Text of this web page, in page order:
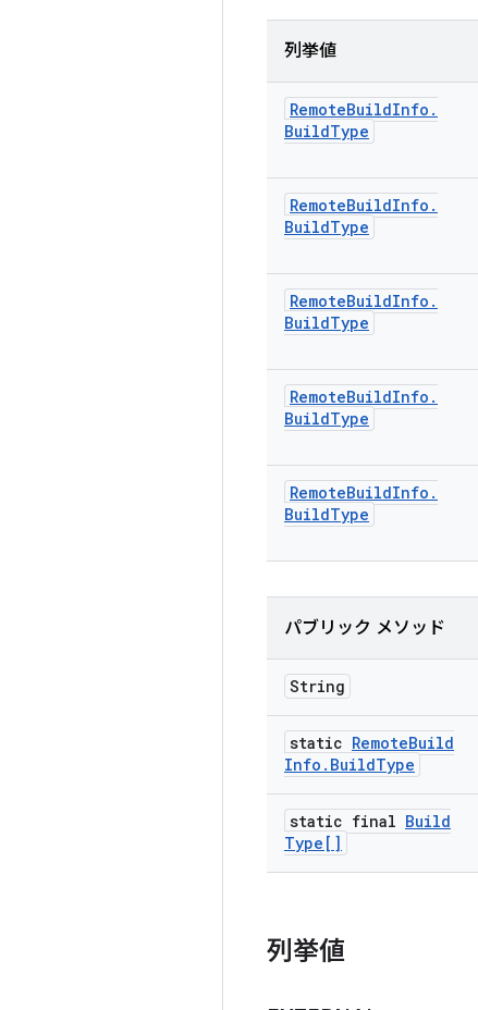
列挙値
RemoteBuildInfo .
BuildType
RemoteBuildInfo .
BuildType
RemoteBuildInfo .
BuildType
RemoteBuildInfo .
BuildType
RemoteBuildInfo .
BuildType
パブリック メソッド
String
static RemoteBuild
Info . BuildType
static final Build
Type[]
列挙値